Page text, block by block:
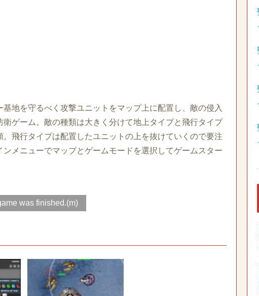
基地を守るべく攻撃ユニットをマップ上に配置し、敵の侵入
衛ゲーム。敵の種類は大きく分けて地上タイプと飛行タイプ
。飛行タイプは配置したユニットの上を抜けていくので要注
ンメニューでマップとゲームモードを選択してゲームスター
was finished.(m)